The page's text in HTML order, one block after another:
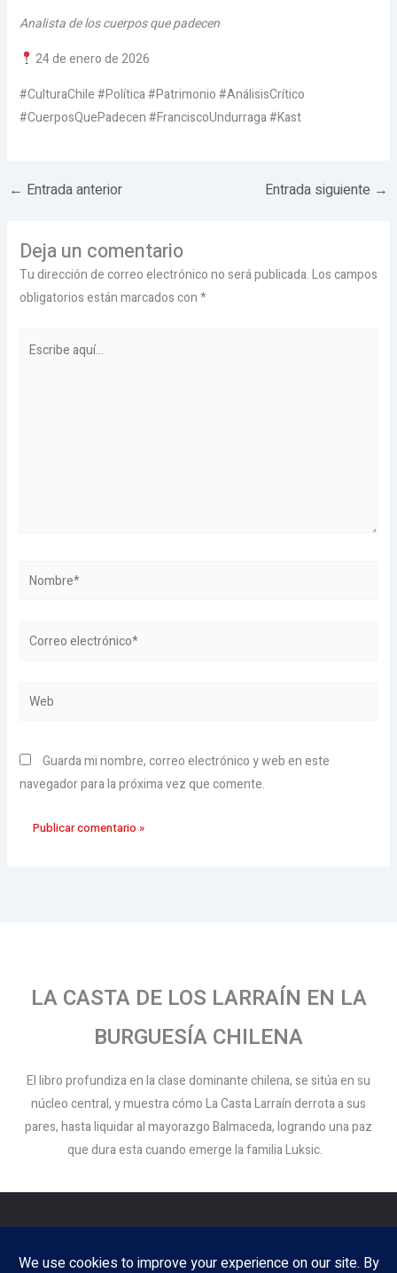
Analista de los cuerpos que padecen
24 de enero de 2026
#CulturaChile #Política #Patrimonio #AnálisisCrítico
#CuerposQuePadecen #FranciscoUndurraga #Kast
← Entrada anterior Entrada siguiente →
Deja un comentario
Tu dirección de correo electrónico no será publicada.Los campos
obligatorios están marcados con*
Nombre*
Correo
Web
Guarda mi nombre, correo electrónico y web en este
navegador para la próxima vez que comente.
LA CASTA DE LOS LARRAÍN EN LA
BURGUESÍA CHILENA
El libro profundiza en la clase dominante chilena, se sitúa en su
núcleo central, y muestra cómo La Casta Larraín derrota a sus
pares, hasta liquidar al mayorazgo Balmaceda, logrando una paz
que dura esta cuando emerge la familia Luksic.